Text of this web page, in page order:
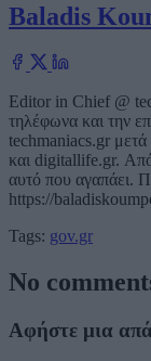
Baladis
Editor in Chief @
τηλέφωνα και την
techmaniacs.gr
και digitallife.gr. Από
αυτό που αγαπάει.
https://
Tags: gov.gr
No
Αφήστε μια